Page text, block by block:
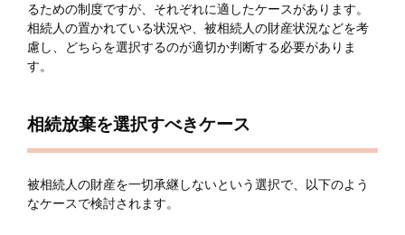
るための制度ですが、それぞれに適したケースがあります。
相続人の置かれている状況や、被相続人の財産状況などを考
慮し、どちらを選択するのが適切か判断する必要がありま
す。
相続放棄を選択すべきケース
被相続人の財産を一切承継しないという選択で、以下のよう
なケースで検討されます。